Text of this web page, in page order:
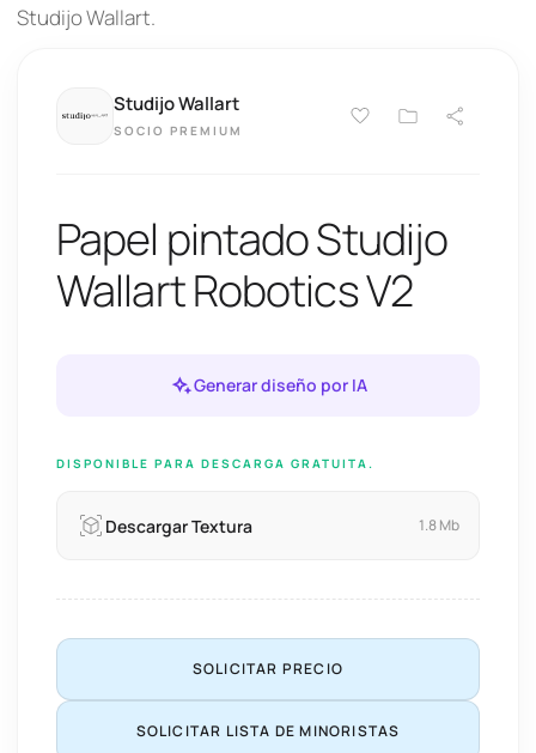
Studijo Wallart.
Studijo Wallart
SOCIO PREMIUM
Papel pintado Studijo
Wallart Robotics V2
Generar diseño por IA
DISPONIBLE PARA DESCARGA GRATUITA.
Descargar Textura 1.8 Mb
SOLICITAR PRECIO
SOLICITAR LISTA DE MINORISTAS